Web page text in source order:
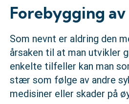
Forebygging
Som nevnt er aldring den
årsaken til at man utvikler
enkelte tilfeller kan man
stær som følge av andre
medisiner eller skader på